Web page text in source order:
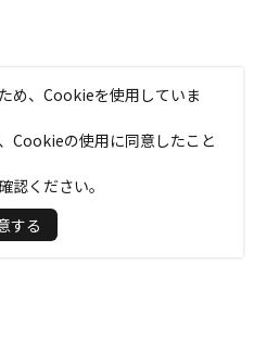
め、Cookieを使用していま
Cookieの使用に同意したこと
認ください。
する